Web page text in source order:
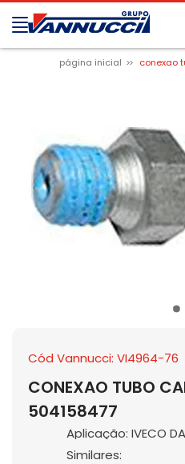
página inicial conexao
Cód Vannucci: VI4964-76
CONEXAO TUBO
504158477
Aplicação: IVECO
Similares: